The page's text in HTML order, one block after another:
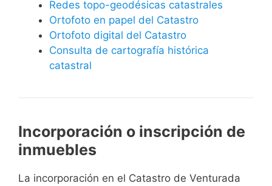
Redes topo-geodésicas catastrales
Ortofoto en papel del Catastro
Ortofoto digital del Catastro
Consulta de cartografía histórica
catastral
Incorporación o inscripción de
inmuebles
La incorporación en el Catastro de Venturada